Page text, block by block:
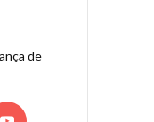
de